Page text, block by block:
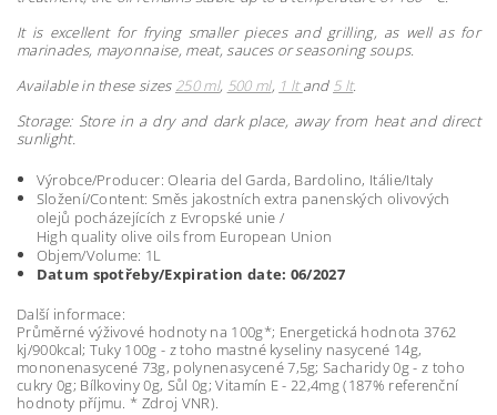
It is excellent for frying smaller pieces and grilling, as well as for
marinades, mayonnaise, meat, sauces or seasoning soups.
Available in these sizes 250 ml, 500 ml, 1 ltand 5 lt.
Storage: Store in a dry and dark place, away from heat and direct
sunlight.
Výrobce/Producer: Olearia del Garda, Bardolino, Itálie/Italy
Složení/Content: Směs jakostních extra panenských olivových
olejů pocházejících z Evropské unie /
High quality olive oils from European Union
Objem/Volume: 1L
Datum spotřeby/Expiration date: 06/2027
Další informace:
Průměrné výživové hodnoty na 100g*; Energetická hodnota 3762
kj/900kcal; Tuky 100g - z toho mastné kyseliny nasycené 14g,
mononenasycené 73g, polynenasycené 7,5g; Sacharidy 0g - z toho
cukry 0g; Bílkoviny 0g, Sůl 0g; Vitamín E - 22,4mg (187% referenční
hodnoty příjmu. * Zdroj VNR).